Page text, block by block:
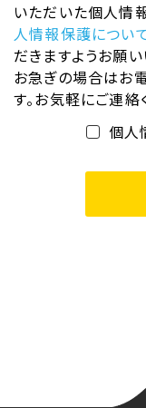
いただいた個人情
人情報保護につい
だきますようお願い
お急ぎの場合はお
す。お気軽にご連絡
個人